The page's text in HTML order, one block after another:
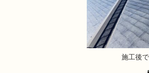
施工後で